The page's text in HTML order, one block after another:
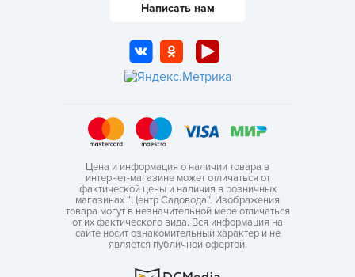
Написать нам
Цена и информация о наличии товара в
интернет-магазине может отличаться от
фактической цены и наличия в розничных
магазинах “Центр Садовода”. Изображения
товара могут в незначительной мере отличаться
от их фактического вида. Вся информация на
сайте носит ознакомительный характер и не
является публичной офертой.